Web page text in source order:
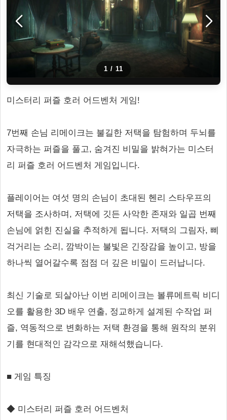
1 / 11
미스터리 퍼즐 호러 어드벤처 게임!
7번째 손님 리메이크는 불길한 저택을 탐험하며 두뇌를
자극하는 퍼즐을 풀고, 숨겨진 비밀을 밝혀가는 미스터
리 퍼즐 호러 어드벤처 게임입니다.
플레이어는 여섯 명의 손님이 초대된 헨리 스타우프의
저택을 조사하며, 저택에 깃든 사악한 존재와 일곱 번째
손님에 얽힌 진실을 추적하게 됩니다. 저택의 그림자, 삐
걱거리는 소리, 깜박이는 불빛은 긴장감을 높이고, 방을
하나씩 열어갈수록 점점 더 깊은 비밀이 드러납니다.
최신 기술로 되살아난 이번 리메이크는 볼류메트릭 비디
오를 활용한 3D 배우 연출, 정교하게 설계된 수작업 퍼
즐, 역동적으로 변화하는 저택 환경을 통해 원작의 분위
기를 현대적인 감각으로 재해석했습니다.
■ 게임 특징
◆ 미스터리 퍼즐 호러 어드벤처